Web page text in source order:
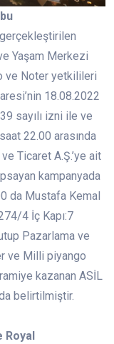
Yaşam Merkezi
ve Noter yetkilileri
18.08.2022
sayılı izni ile ve
22.00 arasında
Ticaret A.Ş.’ye ait
kampanyada
da Mustafa Kemal
4 İç Kapı:7
Pazarlama ve
ve Milli piyango
kazanan ASİL
belirtilmiştir.